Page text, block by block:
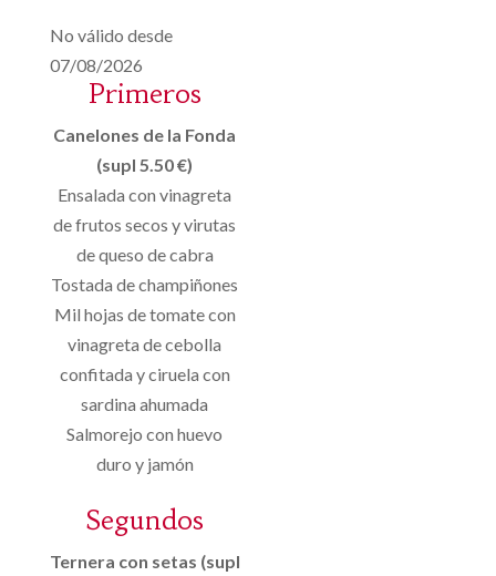
No válido desde
07/08/2026
Primeros
Canelones de la Fonda
(supl 5.50 €)
Ensalada con vinagreta
de frutos secos y virutas
de queso de cabra
Tostada de champiñones
Mil hojas de tomate con
vinagreta de cebolla
confitada y ciruela con
sardina ahumada
Salmorejo con huevo
duro y jamón
Segundos
Ternera con setas (supl